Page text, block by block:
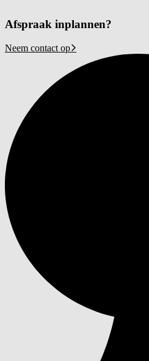
Afspraak inplannen?
Neem contact op